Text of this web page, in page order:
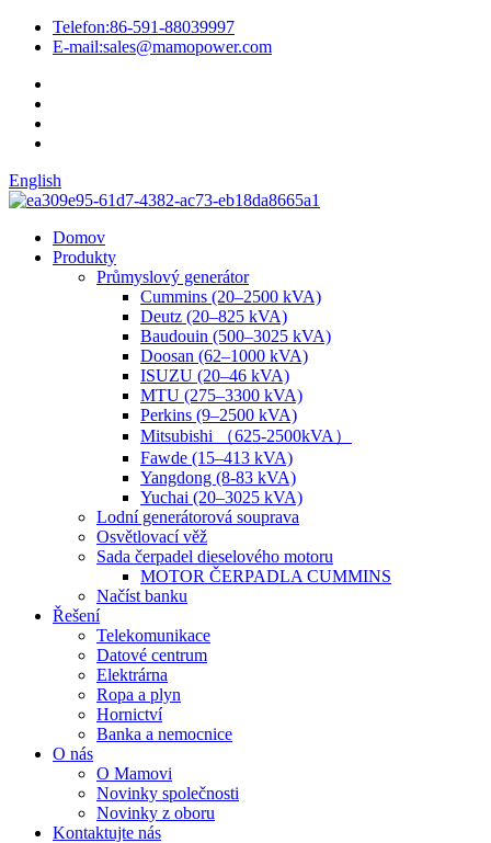
Telefon:86-591-88039997
E-mail:sales@mamopower.com
English
Domov
Produkty
Průmyslový generátor
Cummins (20–2500 kVA)
Deutz (20–825 kVA)
Baudouin (500–3025 kVA)
Doosan (62–1000 kVA)
ISUZU (20–46 kVA)
MTU (275–3300 kVA)
Perkins (9–2500 kVA)
Mitsubishi （625-2500kVA）
Fawde (15–413 kVA)
Yangdong (8-83 kVA)
Yuchai (20–3025 kVA)
Lodní generátorová souprava
Osvětlovací věž
Sada čerpadel dieselového motoru
MOTOR ČERPADLA CUMMINS
Načíst banku
Řešení
Telekomunikace
Datové centrum
Elektrárna
Ropa a plyn
Hornictví
Banka a nemocnice
O nás
O Mamovi
Novinky společnosti
Novinky z oboru
Kontaktujte nás